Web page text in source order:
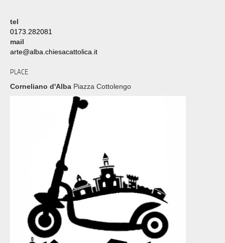
tel
0173.282081
mail
arte@alba.chiesacattolica.it
PLACE
Corneliano d'Alba Piazza Cottolengo